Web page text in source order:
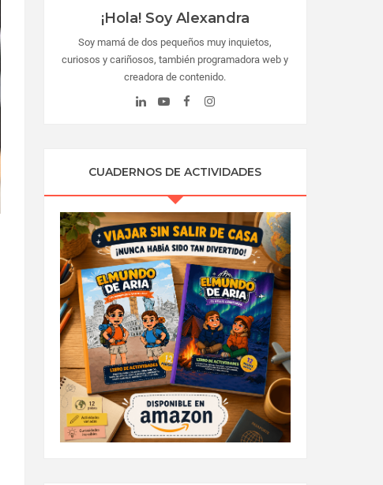
¡Hola! Soy Alexandra
Soy mamá de dos pequeños muy inquietos,
curiosos y cariñosos, también programadora web y
creadora de contenido.
CUADERNOS DE ACTIVIDADES